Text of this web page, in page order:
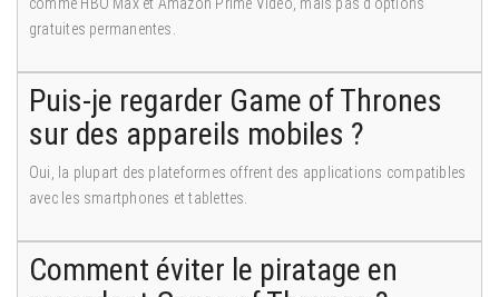
gratuites permanentes.
Puis-je regarder Game of Thrones
sur des appareils mobiles ?
Oui, la plupart des plateformes offrent des applications compatibles
avec les smartphones et tablettes.
Comment éviter le piratage en